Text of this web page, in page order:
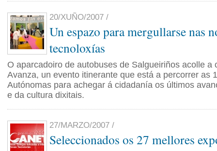
20/XUÑO/2007 /
Un espazo para mergullarse nas
tecnoloxías
O aparcadoiro de autobuses de Salgueiriños acolle a
Avanza, un evento itinerante que está a percorrer as
Autónomas para achegar á cidadanía os últimos
e da cultura dixitais.
27/MARZO/2007 /
Seleccionados os 27 mellores